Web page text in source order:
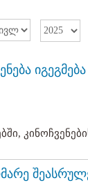
იგეგმება